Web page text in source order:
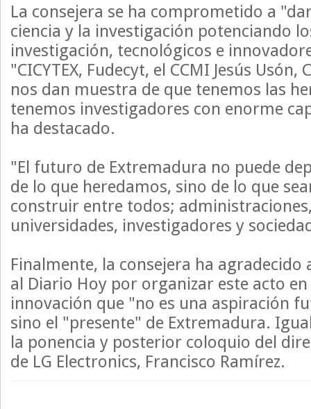
La consejera se ha comprometido a
ciencia y la investigación potenciando
investigación, tecnológicos e
"CICYTEX, Fudecyt, el CCMI Jesús Usón,
nos dan muestra de que tenemos las
tenemos investigadores con enorme
ha destacado.
"El futuro de Extremadura no puede
de lo que heredamos, sino de lo que
construir entre todos;
universidades, investigadores y
Finalmente, la consejera ha agradecido
al Diario Hoy por organizar este acto
innovación que "no es una aspiración
sino el "presente" de Extremadura.
la ponencia y posterior coloquio del
de LG Electronics, Francisco Ramírez.